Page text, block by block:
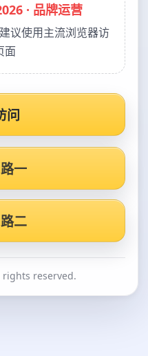
· 品牌运营
议使用主流浏览器访
面
问
一
二
rights reserved.